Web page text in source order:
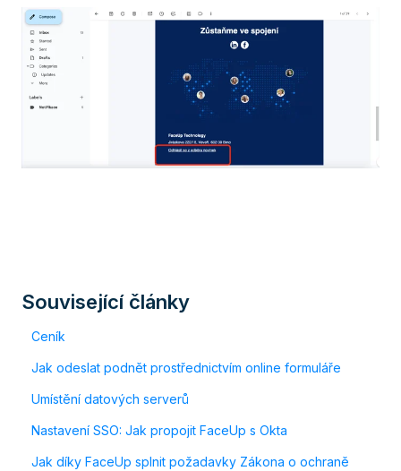
Související články
Ceník
Jak odeslat podnět prostřednictvím online formuláře
Umístění datových serverů
Nastavení SSO: Jak propojit FaceUp s Okta
Jak díky FaceUp splnit požadavky Zákona o ochraně